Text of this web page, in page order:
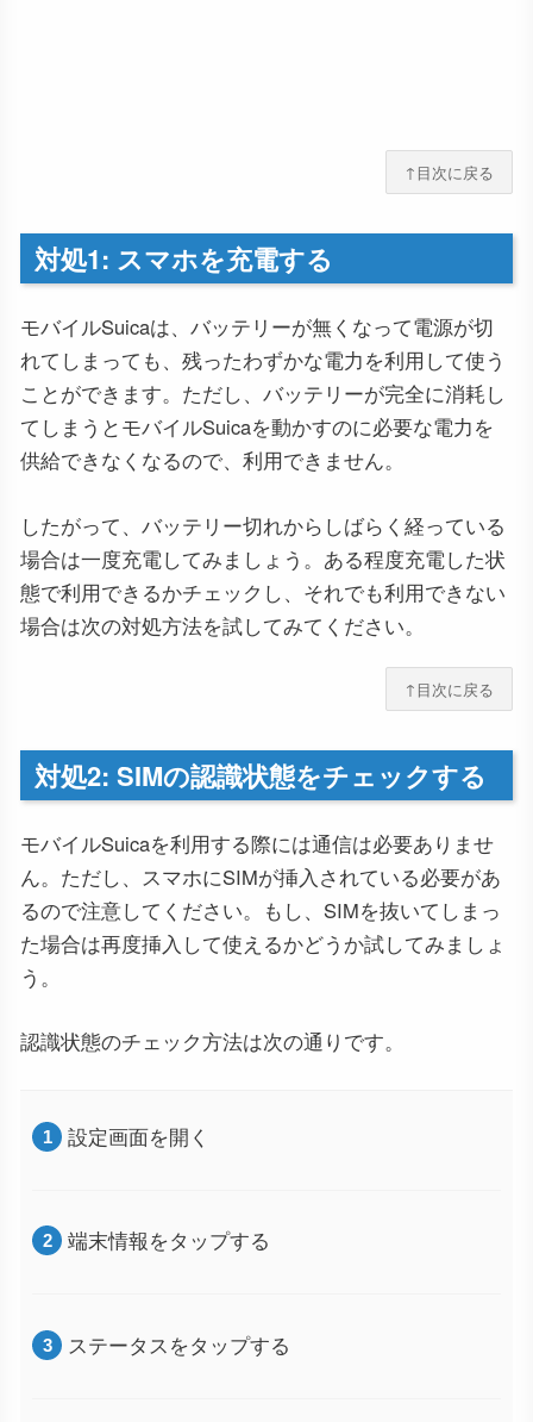
↑目次に戻る
対処1: スマホを充電する
モバイルSuicaは、バッテリーが無くなって電源が切
れてしまっても、残ったわずかな電力を利用して使う
ことができます。ただし、バッテリーが完全に消耗し
てしまうとモバイルSuicaを動かすのに必要な電力を
供給できなくなるので、利用できません。
したがって、バッテリー切れからしばらく経っている
場合は一度充電してみましょう。ある程度充電した状
態で利用できるかチェックし、それでも利用できない
場合は次の対処方法を試してみてください。
↑目次に戻る
対処2: SIMの認識状態をチェックする
モバイルSuicaを利用する際には通信は必要ありませ
ん。ただし、スマホにSIMが挿入されている必要があ
るので注意してください。もし、SIMを抜いてしまっ
た場合は再度挿入して使えるかどうか試してみましょ
う。
認識状態のチェック方法は次の通りです。
設定画面を開く
端末情報をタップする
ステータスをタップする